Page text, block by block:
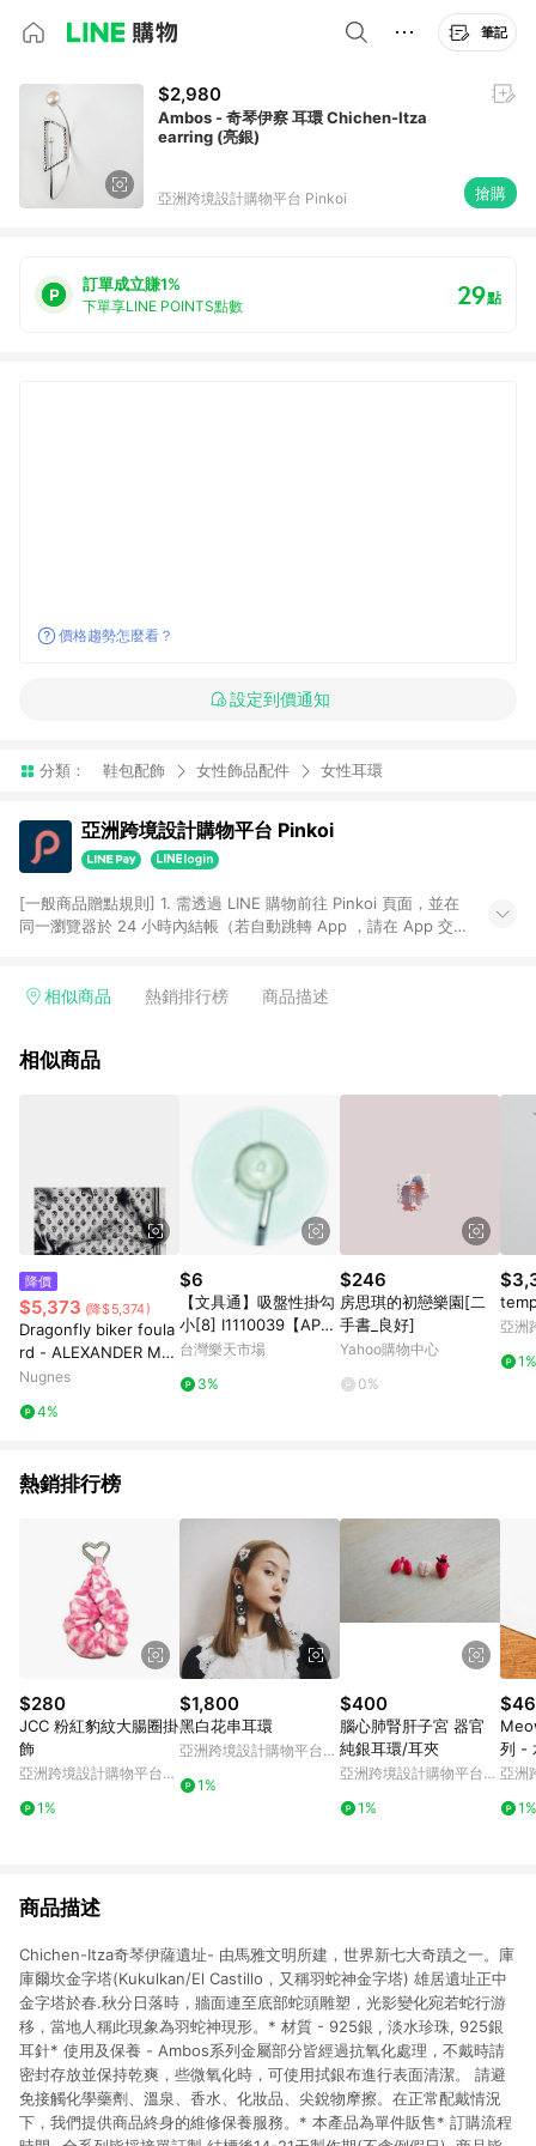
筆記
$2,980
Ambos - 奇琴伊察 耳環 Chichen-Itza
earring (亮銀)
亞洲跨境設計購物平台 Pinkoi 搶購
訂單成立賺1%
下單享LINE POINTS點數 29點
價格趨勢怎麼看？
設定到價通知
分類： 鞋包配飾 女性飾品配件 女性耳環
亞洲跨境設計購物平台 Pinkoi
[一般商品贈點規則] 1. 需透過 LINE 購物前往 Pinkoi 頁面，並在
同一瀏覽器於 24 小時內結帳（若自動跳轉 App ，請在 App 交
回饋訂單不得享有 Pinkoi 站方優惠，例如首購優惠，P coins，
行為，不具贈點資格，部分退款不在此限。 6. APP 請更新至
貨後 45 天後發送。 8. 群眾募資商品，禮物卡，開館保證金，補
運費，攤位費等不具贈點資格。 9. LINE 購物站上之商品規格、
顏色、價位、贈品如與 Pinkoi 商品資訊頁及購物車不符，以
Pinkoi 購物商品資訊頁及購物車標示為準。 10. 點數紅包使用規
則請以點數紅包活動說明為準。 11. 若於 LINE 購物前往 Pinkoi
頁面後才首次下載 Pinkoi APP 並完成訂單，不符合導購資格；承
上，首次下載 Pinkoi APP 後，需透過 LINE 購物前往 Pinkoi 頁
相似商品 熱銷排行榜 商品描述
相似商品
降價
$5,373 (降$5,374)
Dragonfly biker foula
rd - ALEXANDER MC
QUEEN - gender_Ma
Nugnes
4%
$6
【文具通】吸盤性掛勾
小[8] I1110039【APP
滿額下單10%點數(單一
1止
台灣樂天市場
3%
$246
房思琪的初戀樂園[二
手書_良好]
Yahoo購物中心
0%
亞洲
1%
熱銷排行榜
$280
JCC 粉紅豹紋大腸圈掛
飾
亞洲跨境設計購物平台
1%
$1,800
黑白花串耳環
亞洲跨境設計購物平台
1%
$400
腦心肺腎肝子宮 器官
純銀耳環/耳夾
亞洲跨境設計購物平台
1%
列 -
亞洲
1%
商品描述
Chichen-Itza奇琴伊薩遺址- 由馬雅文明所建，世界新七大奇蹟之一。庫
庫爾坎金字塔(Kukulkan/El Castillo，又稱羽蛇神金字塔) 雄居遺址正中
金字塔於春.秋分日落時，牆面連至底部蛇頭雕塑，光影變化宛若蛇行游
移，當地人稱此現象為羽蛇神現形。* 材質 - 925銀 , 淡水珍珠, 925銀
耳針* 使用及保養 - Ambos系列金屬部分皆經過抗氧化處理，不戴時請
密封存放並保持乾爽，些微氧化時，可使用拭銀布進行表面清潔。 請避
免接觸化學藥劑、溫泉、香水、化妝品、尖銳物摩擦。在正常配戴情況
下，我們提供商品終身的維修保養服務。* 本產品為單件販售* 訂購流程